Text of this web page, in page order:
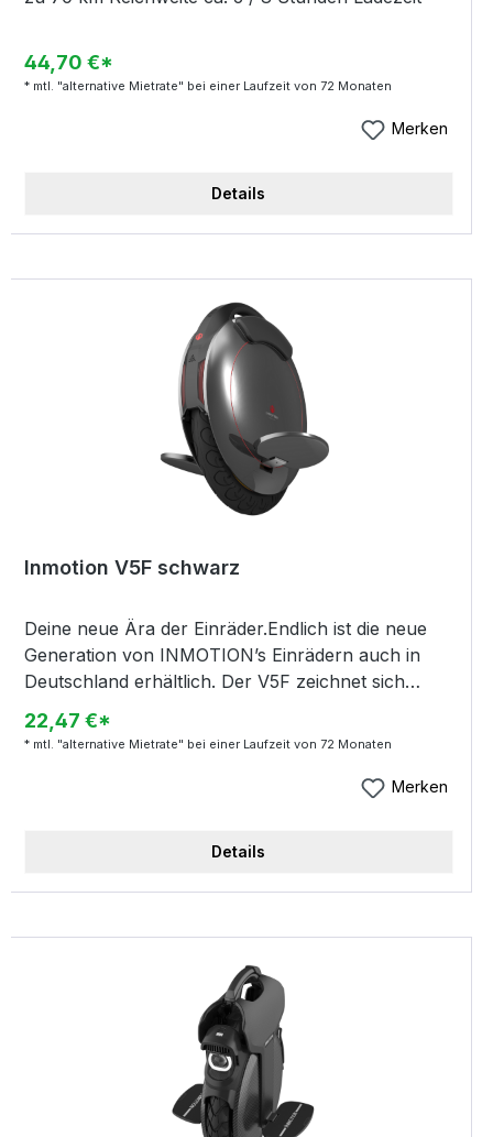
44,70 €*
* mtl. "alternative Mietrate" bei einer Laufzeit von 72 Monaten
Merken
Details
Inmotion V5F schwarz
Deine neue Ära der Einräder.Endlich ist die neue
Generation von INMOTION’s Einrädern auch in
Deutschland erhältlich. Der V5F zeichnet sich
durch exzellentes Design und verbesserte
Fahreigenschaften aus. Außerdem wurden
Eigengewicht wurde ebenso reduziert, weshalb der
Verkehrsmitteln mitgeführt werden kann. Ein
dass der Motor beim Hochheben deaktiviert wird –
Motor des INMOTION V5F und das bei einer
realistischen Reichweite von ca. 20 – 30
Kilometern. Priorität hat wie immer der Fahrspaß
und natürlich auch die Alltagstauglichkeit. Geeignet
ist der V5F übrigens für nahezu alle Terrains, für
Profis und für Anfänger – auch bei nassen
Verhältnissen dank seiner IP55
22,47 €*
* mtl. "alternative Mietrate" bei einer Laufzeit von 72 Monaten
Merken
Details